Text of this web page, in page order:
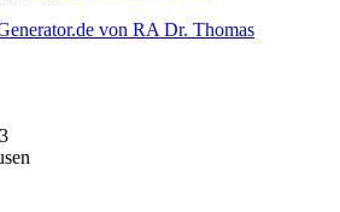
von RA Dr. Thomas